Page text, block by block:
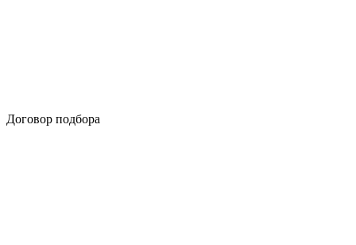
Договор подбора